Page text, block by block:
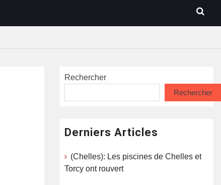
Rechercher
Rechercher
Derniers Articles
(Chelles): Les piscines de Chelles et
Torcy ont rouvert